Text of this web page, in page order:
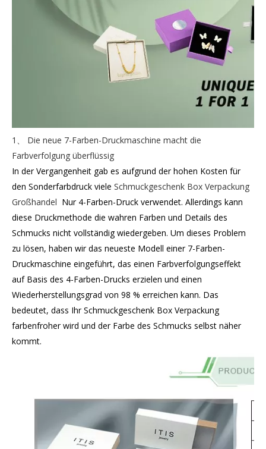
1、 Die neue 7-Farben-Druckmaschine macht die
Farbverfolgung überflüssig
In der Vergangenheit gab es aufgrund der hohen Kosten für
den Sonderfarbdruck viele Schmuckgeschenk Box Verpackung
Großhandel Nur 4-Farben-Druck verwendet. Allerdings kann
diese Druckmethode die wahren Farben und Details des
Schmucks nicht vollständig wiedergeben. Um dieses Problem
zu lösen, haben wir das neueste Modell einer 7-Farben-
Druckmaschine eingeführt, das einen Farbverfolgungseffekt
auf Basis des 4-Farben-Drucks erzielen und einen
Wiederherstellungsgrad von 98 % erreichen kann. Das
bedeutet, dass Ihr Schmuckgeschenk Box Verpackung
farbenfroher wird und der Farbe des Schmucks selbst näher
kommt.